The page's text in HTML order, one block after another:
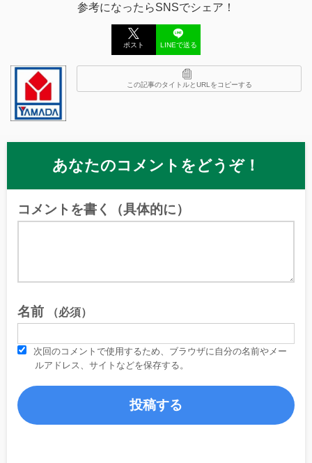
参考になったらSNSでシェア！
ポスト LINEで送る
この記事のタイトルとURLをコピーする
あなたのコメントをどうぞ！
コメントを書く（具体的に）
名前 （必須）
次回のコメントで使用するため、ブラウザに自分の名前やメー
ルアドレス、サイトなどを保存する。